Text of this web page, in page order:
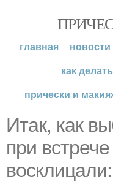
главная новости
как
прически и
Итак, как
при